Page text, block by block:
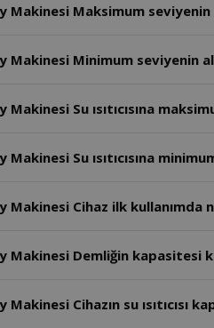
Makinesi Maksimum
Makinesi Minimum seviyenin
Makinesi Su ısıtıcısına
Makinesi Su ısıtıcısına
Makinesi Cihaz ilk kullanımda
Makinesi Demliğin kapasitesi
Makinesi Cihazın su ısıtıcısı